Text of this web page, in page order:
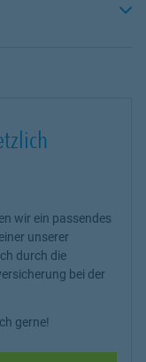
wir ein passendes
unserer
durch die
bei der
gerne!